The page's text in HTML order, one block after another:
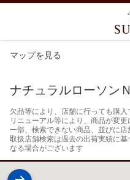
マップを見る
ナチュラルローソン
欠品等により、店舗に行っても購
リニューアル等により、商品が変
一部、検索できない商品、並びに店
取扱店舗検索は過去の出荷実績に
なる場合がございます